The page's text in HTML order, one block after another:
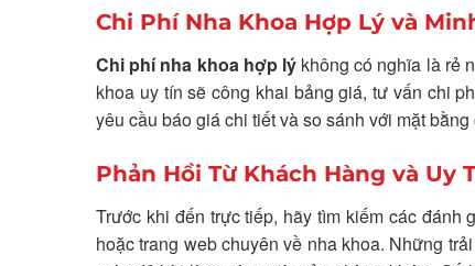
Chi Phí Nha Khoa Hợp Lý và
Chi phí nha khoa hợp lýkhông có nghĩa là rẻ
khoa uy tín sẽ công khai bảng giá, tư vấn chi
yêu cầu báo giá chi tiết và so sánh với mặt
Phản Hồi Từ Khách Hàng và Uy
Trước khi đến trực tiếp, hãy tìm kiếm các đánh
hoặc trang web chuyên về nha khoa. Những